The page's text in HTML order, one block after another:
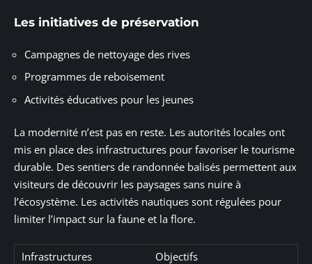
Les initiatives de préservation
Campagnes de nettoyage des rives
Programmes de reboisement
Activités éducatives pour les jeunes
La modernité n’est pas en reste. Les autorités locales ont
mis en place des infrastructures pour favoriser le tourisme
durable. Des sentiers de randonnée balisés permettent aux
visiteurs de découvrir les paysages sans nuire à
l’écosystème. Les activités nautiques sont régulées pour
limiter l’impact sur la faune et la flore.
Infrastructures Objectifs